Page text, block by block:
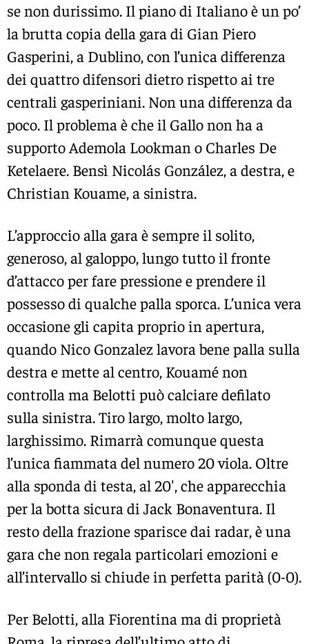
se non durissimo. Il piano di Italiano è un po’
la brutta copia della gara di Gian Piero
Gasperini, a Dublino, con l’unica differenza
dei quattro difensori dietro rispetto ai tre
centrali gasperiniani. Non una differenza da
poco. Il problema è che il Gallo non ha a
supporto Ademola Lookman o Charles De
Ketelaere. Bensì Nicolás González, a destra, e
Christian Kouame, a sinistra.
L’approccio alla gara è sempre il solito,
generoso, al galoppo, lungo tutto il fronte
d’attacco per fare pressione e prendere il
possesso di qualche palla sporca. L’unica vera
occasione gli capita proprio in apertura,
quando Nico Gonzalez lavora bene palla sulla
destra e mette al centro, Kouamé non
controlla ma Belotti può calciare defilato
sulla sinistra. Tiro largo, molto largo,
larghissimo. Rimarrà comunque questa
l’unica fiammata del numero 20 viola. Oltre
alla sponda di testa, al 20′, che apparecchia
per la botta sicura di Jack Bonaventura. Il
resto della frazione sparisce dai radar, è una
gara che non regala particolari emozioni e
all’intervallo si chiude in perfetta parità (0-0).
Per Belotti, alla Fiorentina ma di proprietà